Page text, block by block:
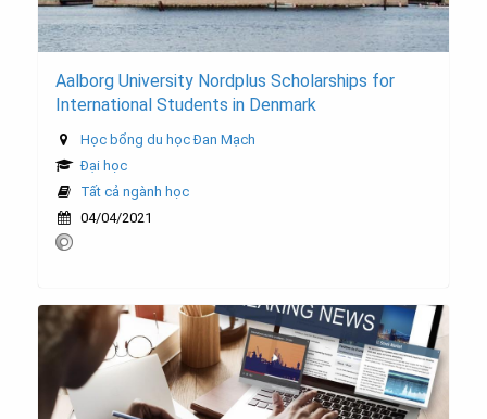
Aalborg University Nordplus Scholarships for
International Students in Denmark
Học bổng du học Đan Mạch
Đại học
Tất cả ngành học
04/04/2021